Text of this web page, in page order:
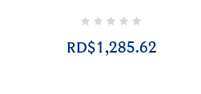
RD$1,285.62